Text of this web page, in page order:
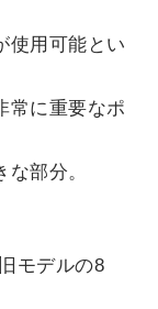
使用可能とい
常に重要なポ
部分。
モデルの8